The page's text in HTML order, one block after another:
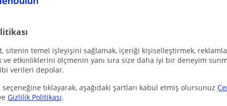
sitenin temel işleyişini sağlamak, içeriği kişiselleştirmek,
ve etkinliklerini ölçmenin yanı sıra size daha iyi bir deneyim
verileri depolar.
tıklayarak, aşağıdaki şartları kabul etmiş olursunuz
Gizlilik Politikası.
diğer Keman öğretmenleri
keman ve piyano dersleri verilir
Buca, Çankaya (İzmir), İzm...